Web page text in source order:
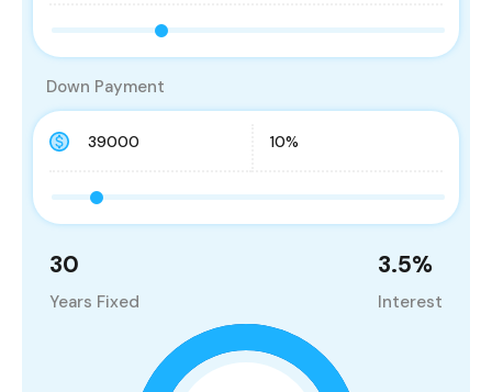
30
Years Fixed
3.5%
Interest
Down Payment